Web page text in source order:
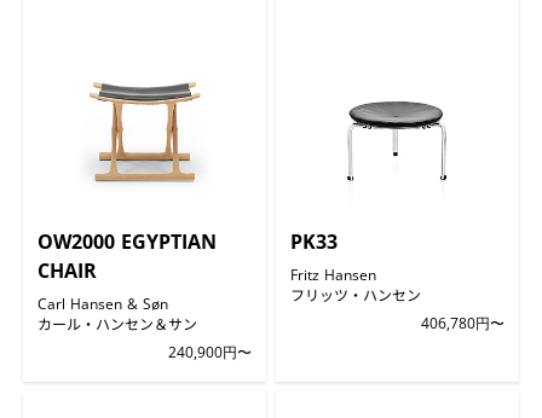
OW2000 EGYPTIAN
CHAIR
Carl Hansen & Søn
カール・ハンセン＆サン
240,900円〜
PK33
Fritz Hansen
フリッツ・ハンセン
406,780円〜